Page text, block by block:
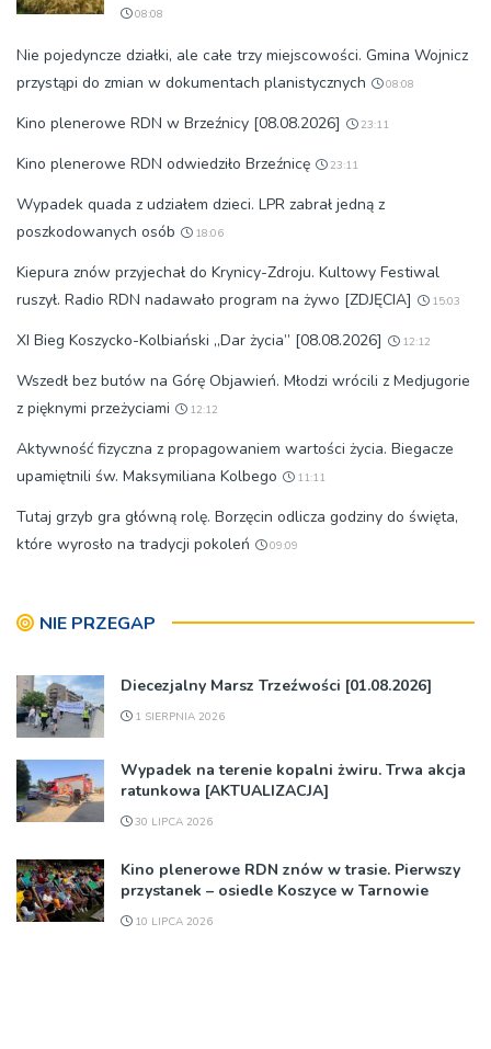
08:08
Nie pojedyncze działki, ale całe trzy miejscowości. Gmina Wojnicz
przystąpi do zmian w dokumentach planistycznych
08:08
Kino plenerowe RDN w Brzeźnicy [08.08.2026] 23:11
Kino plenerowe RDN odwiedziło Brzeźnicę 23:11
Wypadek quada z udziałem dzieci. LPR zabrał jedną z
poszkodowanych osób
18:06
Kiepura znów przyjechał do Krynicy-Zdroju. Kultowy Festiwal
ruszył. Radio RDN nadawało program na żywo [ZDJĘCIA]
15:03
XI Bieg Koszycko-Kolbiański „Dar życia” [08.08.2026] 12:12
Wszedł bez butów na Górę Objawień. Młodzi wrócili z Medjugorie
z pięknymi przeżyciami
12:12
Aktywność fizyczna z propagowaniem wartości życia. Biegacze
upamiętnili św. Maksymiliana Kolbego
11:11
Tutaj grzyb gra główną rolę. Borzęcin odlicza godziny do święta,
które wyrosło na tradycji pokoleń
09:09
NIE PRZEGAP
Diecezjalny Marsz Trzeźwości [01.08.2026]
1 SIERPNIA 2026
Wypadek na terenie kopalni żwiru. Trwa akcja
ratunkowa [AKTUALIZACJA]
30 LIPCA 2026
Kino plenerowe RDN znów w trasie. Pierwszy
przystanek – osiedle Koszyce w Tarnowie
10 LIPCA 2026